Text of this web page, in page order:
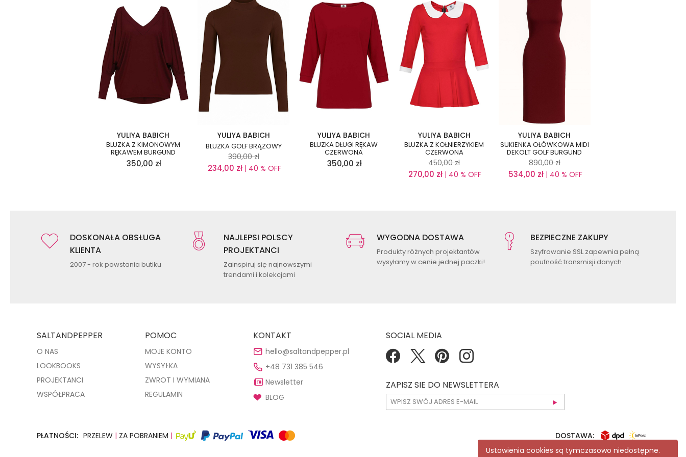
YULIYA BABICH
BLUZKA Z KIMONOWYM
RĘKAWEM BURGUND
350,00 zł
YULIYA BABICH
BLUZKA GOLF BRĄZOWY
390,00 zł
234,00 zł| 40 % OFF
YULIYA BABICH
BLUZKA DŁUGI RĘKAW
CZERWONA
350,00 zł
YULIYA BABICH
BLUZKA Z KOŁNIERZYKIEM
CZERWONA
450,00 zł
270,00 zł | 40 % OFF
YULIYA BABICH
SUKIENKA OŁÓWKOWA MIDI
DEKOLT GOLF BURGUND
890,00 zł
534,00 zł| 40 % OFF
DOSKONAŁA OBSŁUGA
KLIENTA
2007 - rok powstania butiku
NAJLEPSI POLSCY
PROJEKTANCI
Zainspiruj się najnowszymi
trendami i kolekcjami
WYGODNA DOSTAWA
Produkty różnych projektantów
wysyłamy w cenie jednej paczki!
BEZPIECZNE ZAKUPY
Szyfrowanie SSL zapewnia pełną
poufność transmisji danych
SALTANDPEPPER
O NAS
LOOKBOOKS
PROJEKTANCI
WSPÓŁPRACA
POMOC
MOJE KONTO
WYSYŁKA
ZWROT I WYMIANA
REGULAMIN
KONTAKT
hello@saltandpepper.pl
+48 731 385 546
Newsletter
BLOG
SOCIAL MEDIA
ZAPISZ SIE DO NEWSLETTERA
PŁATNOŚCI: PRZELEW | ZA POBRANIEM |
DOSTAWA:
Ustawienia cookies są tymczasowo niedostępne.